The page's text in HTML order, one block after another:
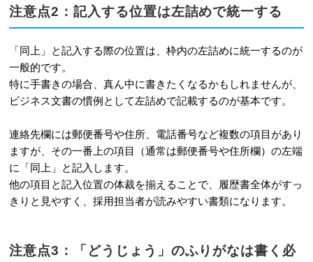
注意点2：記入する位置は左詰めで統一する
「同上」と記入する際の位置は、枠内の左詰めに統一するのが
一般的です。
特に手書きの場合、真ん中に書きたくなるかもしれませんが、
ビジネス文書の慣例として左詰めで記載するのが基本です。
連絡先欄には郵便番号や住所、電話番号など複数の項目があり
ますが、その一番上の項目（通常は郵便番号や住所欄）の左端
に「同上」と記入します。
他の項目と記入位置の体裁を揃えることで、履歴書全体がすっ
きりと見やすく、採用担当者が読みやすい書類になります。
注意点3：「どうじょう」のふりがなは書く必